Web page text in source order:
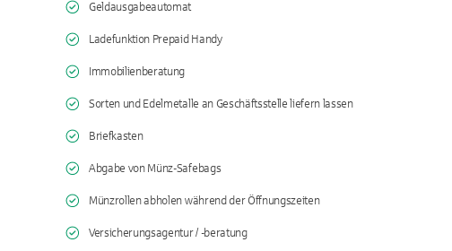
Geldausgabeautomat
Ladefunktion Prepaid Handy
Immobilienberatung
Sorten und Edelmetalle an Geschäftsstelle liefern lassen
Briefkasten
Abgabe von Münz-Safebags
Münzrollen abholen während der Öffnungszeiten
Versicherungsagentur / -beratung